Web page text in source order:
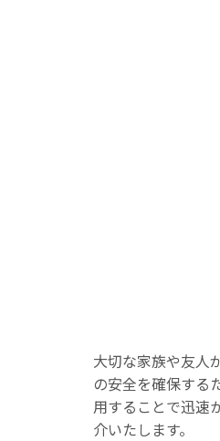
大切な家族や友人
の安全を確保する
用することで迅速
介いたします。